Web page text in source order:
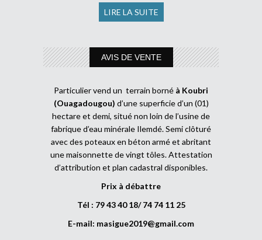
LIRE LA SUITE
AVIS DE VENTE
Particulier vend un terrain borné à Koubri
(Ouagadougou) d’une superficie d’un (01)
hectare et demi, situé non loin de l’usine de
fabrique d’eau minérale Ilemdé. Semi clôturé
avec des poteaux en béton armé et abritant
une maisonnette de vingt tôles. Attestation
d’attribution et plan cadastral disponibles.
Prix à débattre
Tél : 79 43 40 18/ 74 74 11 25
E-mail: masigue2019@gmail.com